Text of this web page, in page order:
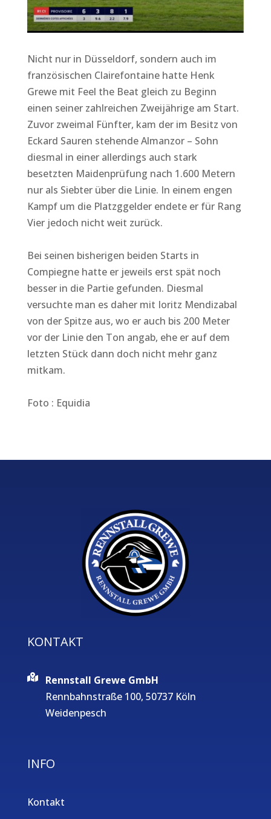
Nicht nur in Düsseldorf, sondern auch im
französischen Clairefontaine hatte Henk
Grewe mit Feel the Beat gleich zu Beginn
einen seiner zahlreichen Zweijährige am Start.
Zuvor zweimal Fünfter, kam der im Besitz von
Eckard Sauren stehende Almanzor – Sohn
diesmal in einer allerdings auch stark
besetzten Maidenprüfung nach 1.600 Metern
nur als Siebter über die Linie. In einem engen
Kampf um die Platzggelder endete er für Rang
Vier jedoch nicht weit zurück.
Bei seinen bisherigen beiden Starts in
Compiegne hatte er jeweils erst spät noch
besser in die Partie gefunden. Diesmal
versuchte man es daher mit Ioritz Mendizabal
von der Spitze aus, wo er auch bis 200 Meter
vor der Linie den Ton angab, ehe er auf dem
letzten Stück dann doch nicht mehr ganz
mitkam.
Foto : Equidia
KONTAKT
Rennstall Grewe GmbH
Rennbahnstraße 100, 50737 Köln
Weidenpesch
INFO
Kontakt